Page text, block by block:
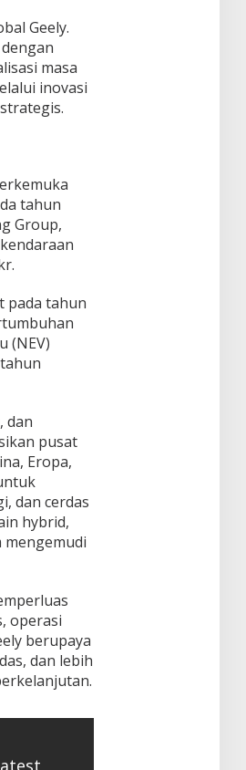
Geely.
masa
inovasi
tahun
Group,
pada tahun
(NEV)
dan
pusat
Eropa,
dan cerdas
hybrid,
operasi
berupaya
dan lebih